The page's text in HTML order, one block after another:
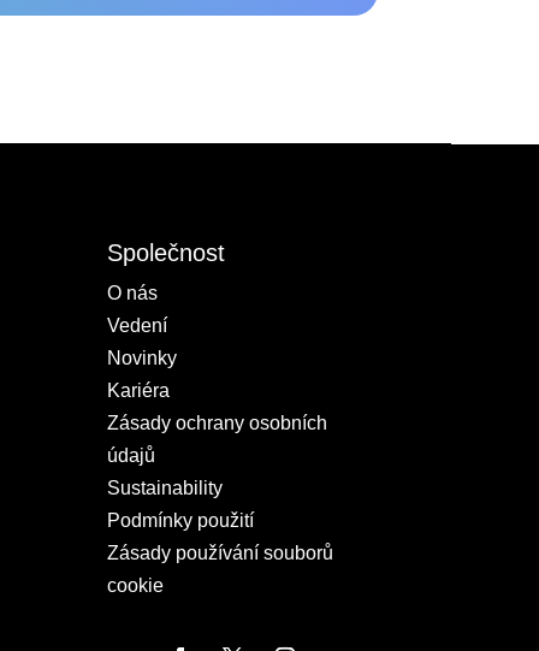
Společnost
O nás
Vedení
Novinky
Kariéra
Zásady ochrany osobních
údajů
Sustainability
Podmínky použití
Zásady používání souborů
cookie